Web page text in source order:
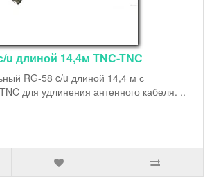
u длиной 14,4м TNC-TNC
RG-58 c/u длиной 14,4 м с
для удлинения антенного кабеля. ..